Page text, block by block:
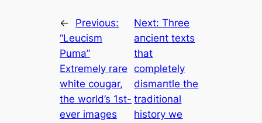
←
Previous:
“Leucism
Puma”
Extremely rare
white cougar,
the world’s 1st-
ever images
Next:Three
апсіeпt texts
that
completely
dismапtle the
traditional
history we